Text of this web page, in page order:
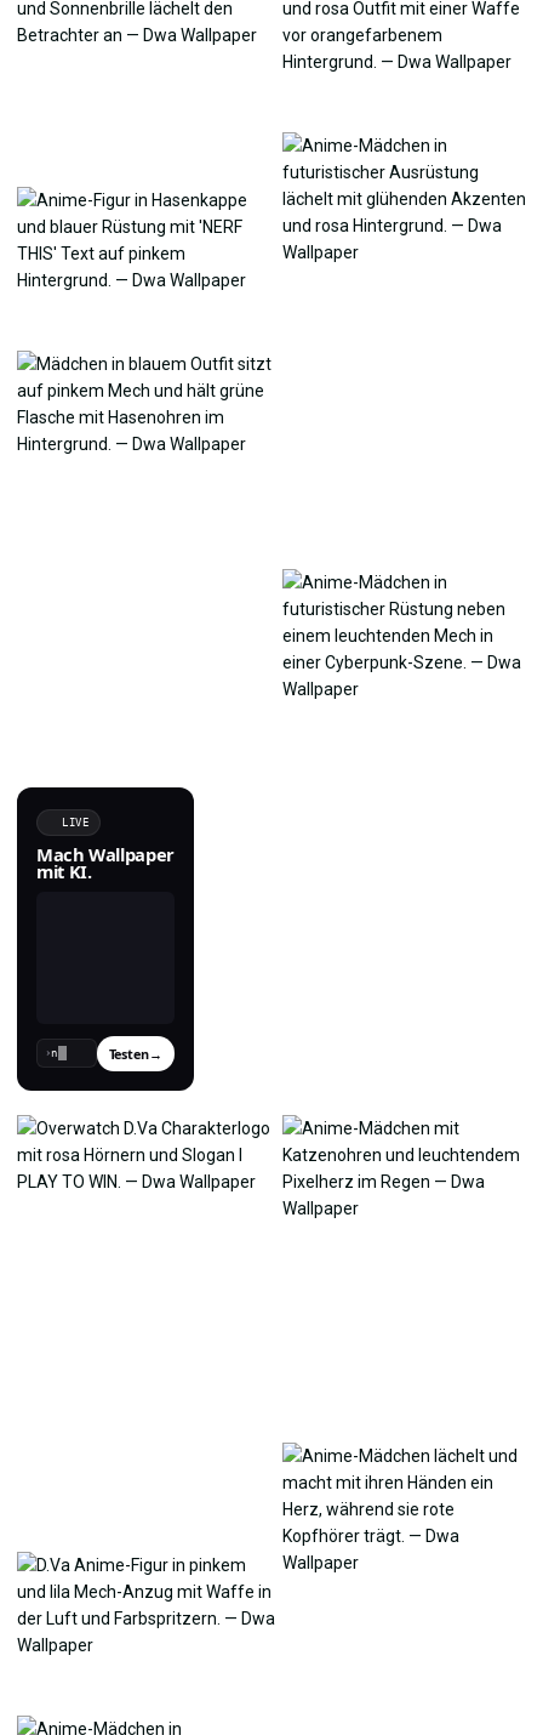
LIVE
Mach Wallpaper
mit KI.
› Testen